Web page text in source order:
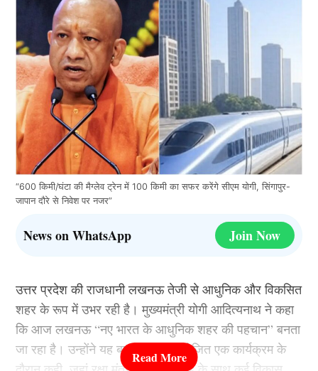
“600 किमी/घंटा की मैग्लेव ट्रेन में 100 किमी का सफर करेंगे सीएम योगी, सिंगापुर-
जापान दौरे से निवेश पर नजर”
News on WhatsApp Join Now
उत्तर प्रदेश की राजधानी लखनऊ तेजी से आधुनिक और विकसित
शहर के रूप में उभर रही है। मुख्यमंत्री योगी आदित्यनाथ ने कहा
कि आज लखनऊ “नए भारत के आधुनिक शहर की पहचान” बनता
जा रहा है। उन्होंने यह बात शहर में आयोजित एक कार्यक्रम के